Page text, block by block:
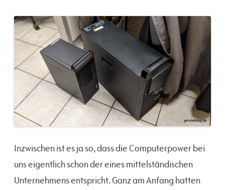
Inzwischen ist es ja so, dass die Computerpower bei
uns eigentlich schon der eines mittelständischen
Unternehmens entspricht. Ganz am Anfang hatten